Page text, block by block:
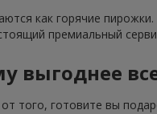
как горячие
премиальный
выгоднее
того, готовите вы